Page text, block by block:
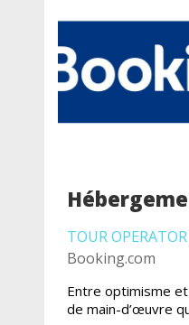
TOUR OPERATOR
Booking.com
Entre optimisme
de main-d’œuvre